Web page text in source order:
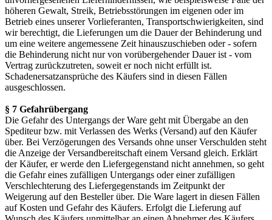
höheren Gewalt, Streik, Betriebsstörungen im eigenen oder im
Betrieb eines unserer Vorlieferanten, Transportschwierigkeiten, sind
wir berechtigt, die Lieferungen um die Dauer der Behinderung und
um eine weitere angemessene Zeit hinauszuschieben oder - sofern
die Behinderung nicht nur von vorübergehender Dauer ist - vom
Vertrag zurückzutreten, soweit er noch nicht erfüllt ist.
Schadenersatzansprüche des Käufers sind in diesen Fällen
ausgeschlossen.
§ 7 Gefahrübergang
Die Gefahr des Untergangs der Ware geht mit Übergabe an den
Spediteur bzw. mit Verlassen des Werks (Versand) auf den Käufer
über. Bei Verzögerungen des Versands ohne unser Verschulden steht
die Anzeige der Versandbereitschaft einem Versand gleich. Erklärt
der Käufer, er werde den Liefergegenstand nicht annehmen, so geht
die Gefahr eines zufälligen Untergangs oder einer zufälligen
Verschlechterung des Liefergegenstands im Zeitpunkt der
Weigerung auf den Besteller über. Die Ware lagert in diesen Fällen
auf Kosten und Gefahr des Käufers. Erfolgt die Lieferung auf